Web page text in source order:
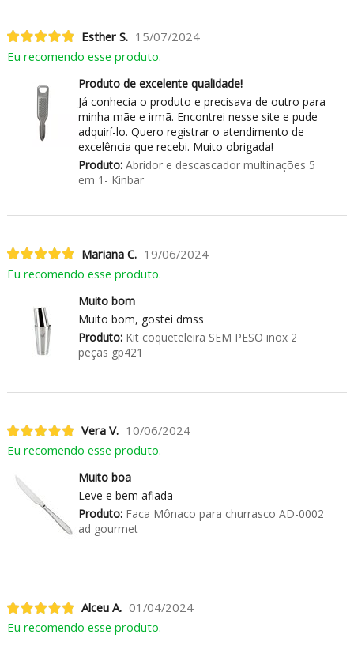
Esther S. 15/07/2024
Eu recomendo esse produto.
Produto de excelente qualidade!
Já conhecia o produto e precisava de outro para
minha mãe e irmã. Encontrei nesse site e pude
adquirí-lo. Quero registrar o atendimento de
excelência que recebi. Muito obrigada!
Produto:Abridor e descascador multinações 5
em 1- Kinbar
Mariana C. 19/06/2024
Eu recomendo esse produto.
Muito bom
Muito bom, gostei dmss
Produto:Kit coqueteleira SEM PESO inox 2
peças gp421
Vera V. 10/06/2024
Eu recomendo esse produto.
Muito boa
Leve e bem afiada
Produto:Faca Mônaco para churrasco AD-0002
ad gourmet
Alceu A. 01/04/2024
Eu recomendo esse produto.